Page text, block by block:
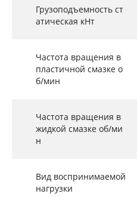
Грузоподъемность ст
атическая кНт
Частота вращения в
пластичной смазке о
б/мин
Частота вращения в
жидкой смазке об/ми
н
Вид воспринимаемой
нагрузки